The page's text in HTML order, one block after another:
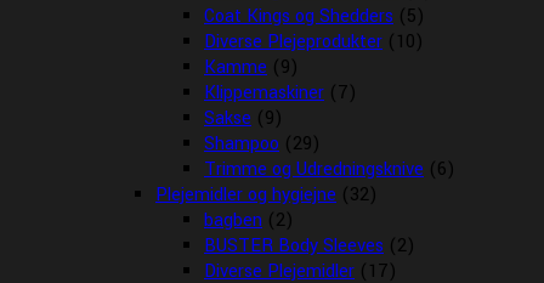
Coat Kings og Shedders (5)
Diverse Plejeprodukter (10)
Kamme (9)
Klippemaskiner (7)
Sakse (9)
Shampoo (29)
Trimme og Udredningsknive (6)
Plejemidler og hygiejne (32)
bagben (2)
BUSTER Body Sleeves (2)
Diverse Plejemidler (17)